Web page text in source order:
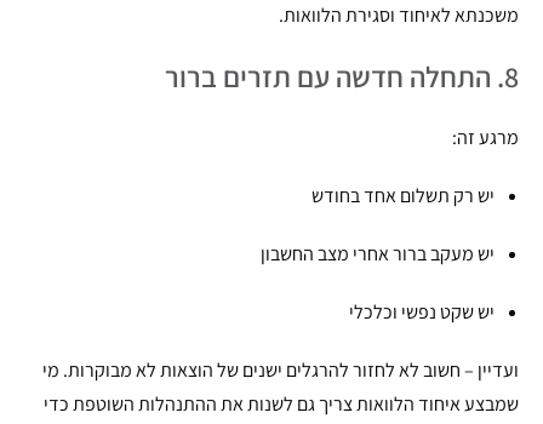
משכנתא לאיחוד וסגירת הלוואות.
8. התחלה חדשה עם תזרים ברור
מרגע זה:
יש רק תשלום אחד בחודש
יש מעקב ברור אחרי מצב החשבון
יש שקט נפשי וכלכלי
ועדיין – חשוב לא לחזור להרגלים ישנים של הוצאות לא מבוקרות. מי
שמבצע איחוד הלוואות צריך גם לשנות את ההתנהלות השוטפת כדי